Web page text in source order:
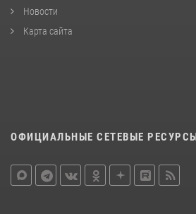
Новости
Карта сайта
ОФИЦИАЛЬНЫЕ СЕТЕВЫЕ РЕСУРСЫ